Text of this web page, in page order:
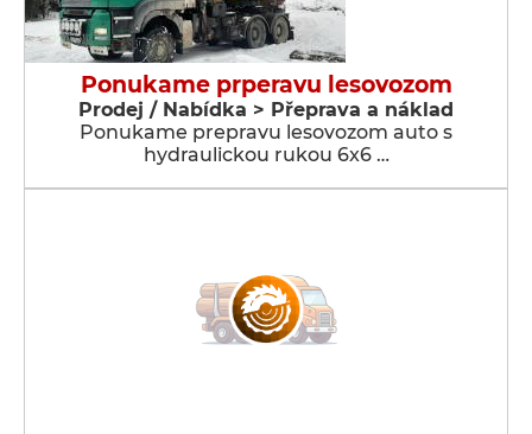
Ponukame prperavu lesovozom
Prodej / Nabídka > Přeprava a náklad
Ponukame prepravu lesovozom auto s
hydraulickou rukou 6x6 …